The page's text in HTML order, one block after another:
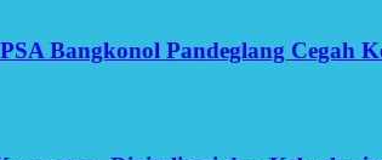
Bangkonol Pandeglang Cegah